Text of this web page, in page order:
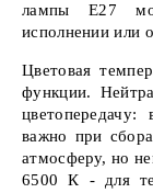
лампы E27
исполнении или
Цветовая
функции.
важно при
атмосферу, но
6500 К - для